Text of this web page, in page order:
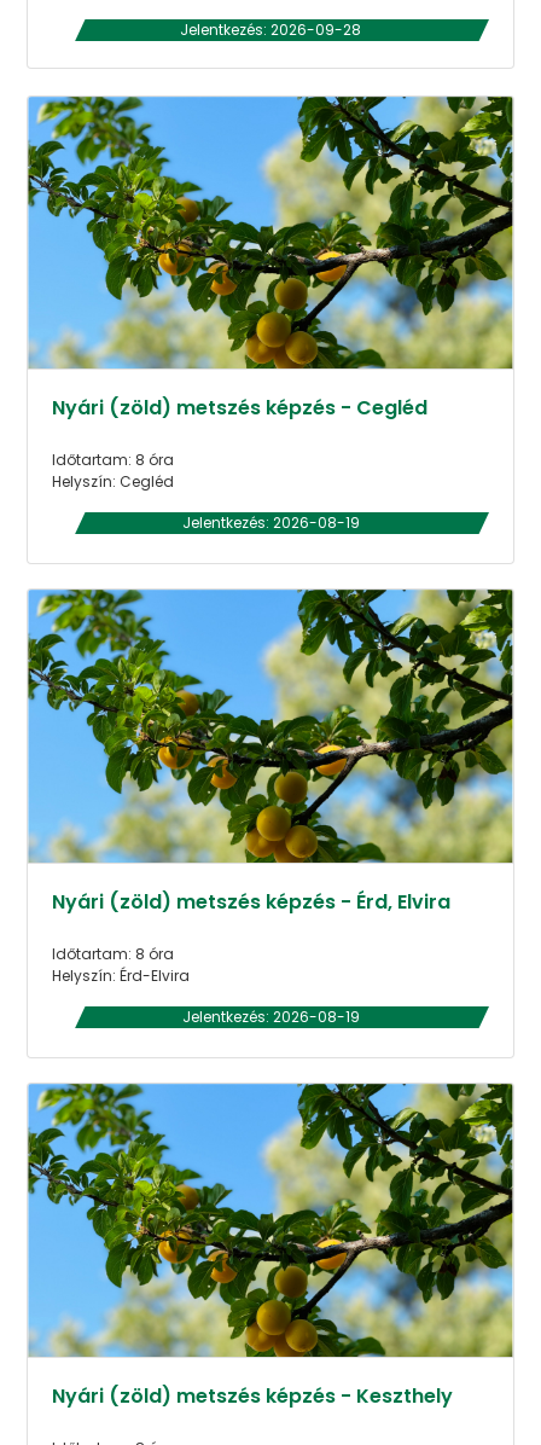
Jelentkezés: 2026-09-28
Nyári (zöld) metszés képzés - Cegléd
Időtartam: 8 óra
Helyszín: Cegléd
Jelentkezés: 2026-08-19
Nyári (zöld) metszés képzés - Érd, Elvira
Időtartam: 8 óra
Helyszín: Érd-Elvira
Jelentkezés: 2026-08-19
Nyári (zöld) metszés képzés - Keszthely